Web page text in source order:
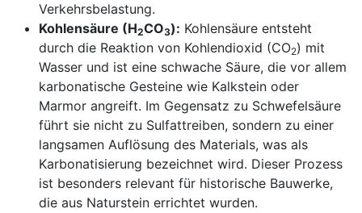
Verkehrsbelastung.
Kohlensäure (H2CO3): Kohlensäure entsteht
durch die Reaktion von Kohlendioxid (CO2) mit
Wasser und ist eine schwache Säure, die vor allem
karbonatische Gesteine wie Kalkstein oder
Marmor angreift. Im Gegensatz zu Schwefelsäure
führt sie nicht zu Sulfattreiben, sondern zu einer
langsamen Auflösung des Materials, was als
Karbonatisierung bezeichnet wird. Dieser Prozess
ist besonders relevant für historische Bauwerke,
die aus Naturstein errichtet wurden.